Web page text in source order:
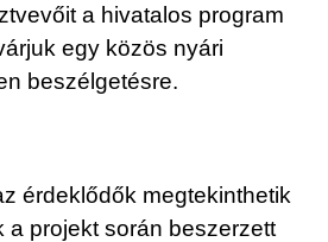
a hivatalos program
egy közös nyári
beszélgetésre.
érdeklődők megtekinthetik
a projekt során beszerzett